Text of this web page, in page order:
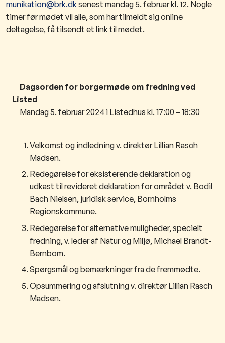
munikation@brk​.dk​senest mandag 5. februar kl. 12. Nogle
timer før mødet vil alle, som har tilmeldt sig online
deltagelse, få tilsendt et link til mødet.
Dagsorden for borgermøde om fredning ved
Listed
Mandag 5. februar 2024 i Listedhus kl. 17:00 – 18:30
​​​​Velkomst og indledning v. direktør Lillian Rasch
Madsen.
Redegørelse for eksisterende deklaration og
udkast til revideret deklaration for området v. Bodil
Bach Nielsen, juridisk service, Bornholms
Regionskommune.
Redegørelse for alternative muligheder, specielt
fredning, v. leder af Natur og Miljø, Michael Brandt-
Bernbom.
Spørgsmål og bemærkninger fra de fremmødte.
Opsummering og afslutning v. direktør Lillian Rasch
Madsen.​